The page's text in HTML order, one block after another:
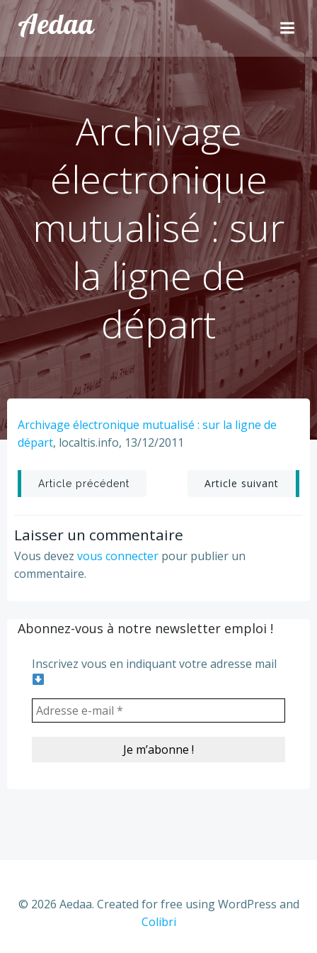
Aller
au
contenu
Aedaa
Archivage
électronique
mutualisé : sur
la ligne de
départ
Archivage électronique mutualisé : sur la ligne de
départ, localtis.info, 13/12/2011
Post
navigation
Article précédent
Post
navigation
Article suivant
Laisser un commentaire
Vous devez vous connecter pour publier un
commentaire.
Abonnez-vous à notre newsletter emploi !
Inscrivez vous en indiquant votre adresse mail
© 2026 Aedaa. Created for free using WordPress and
Colibri